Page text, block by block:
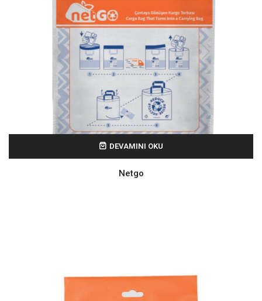
DEVAMINI OKU
Netgo